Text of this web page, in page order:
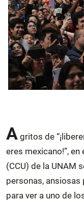
A gritos de
eres mexicano!”,
(CCU) de la UNAM
personas, ansiosas
para ver a uno de